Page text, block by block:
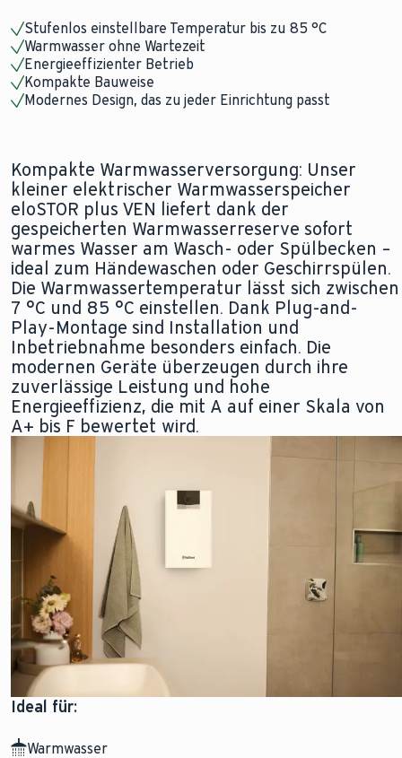
Stufenlos einstellbare Temperatur bis zu 85 °C
Warmwasser ohne Wartezeit
Energieeffizienter Betrieb
Kompakte Bauweise
Modernes Design, das zu jeder Einrichtung passt
Kompakte Warmwasserversorgung: Unser
kleiner elektrischer Warmwasserspeicher
eloSTOR plus VEN liefert dank der
gespeicherten Warmwasserreserve sofort
warmes Wasser am Wasch- oder Spülbecken –
ideal zum Händewaschen oder Geschirrspülen.
Die Warmwassertemperatur lässt sich zwischen
7 °C und 85 °C einstellen. Dank Plug-and-
Play-Montage sind Installation und
Inbetriebnahme besonders einfach. Die
modernen Geräte überzeugen durch ihre
zuverlässige Leistung und hohe
Energieeffizienz, die mit A auf einer Skala von
A+ bis F bewertet wird.
Ideal für:
Warmwasser